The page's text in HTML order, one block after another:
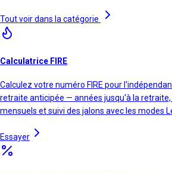
Tout voir dans la catégorie
Calculatrice FIRE
Calculez votre numéro FIRE pour
retraite anticipée — années jusqu'à la retraite,
mensuels et suivi des jalons avec les modes
Essayer